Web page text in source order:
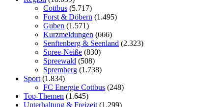
Cottbus (5.717)
Forst & Döbern (1.495)
Guben (1.571)
Kurzmeldungen (666)
Senftenberg & Seenland (2.323)
Spree-Neiße (830)
Spreewald (508)
Spremberg (1.738)
Sport (1.834)
FC Energie Cottbus (248)
Top-Themen (1.645)
Unterhaltung & Freizeit (1.299)